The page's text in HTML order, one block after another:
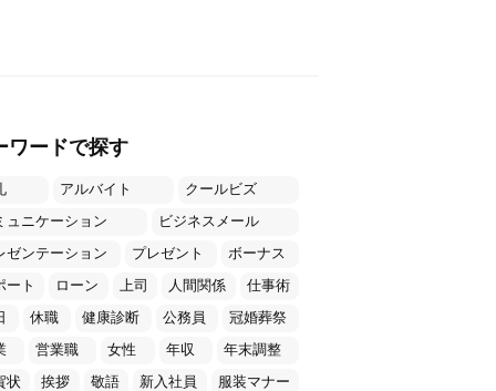
ワードで探す
アルバイト
クールビズ
ュニケーション
ビジネスメール
ゼンテーション
プレゼント
ボーナス
ート
ローン 上司 人間関係
仕事術
休職 健康診断 公務員
冠婚葬祭
営業職 女性 年収
年末調整
状
挨拶 敬語 新入社員
服装マナー